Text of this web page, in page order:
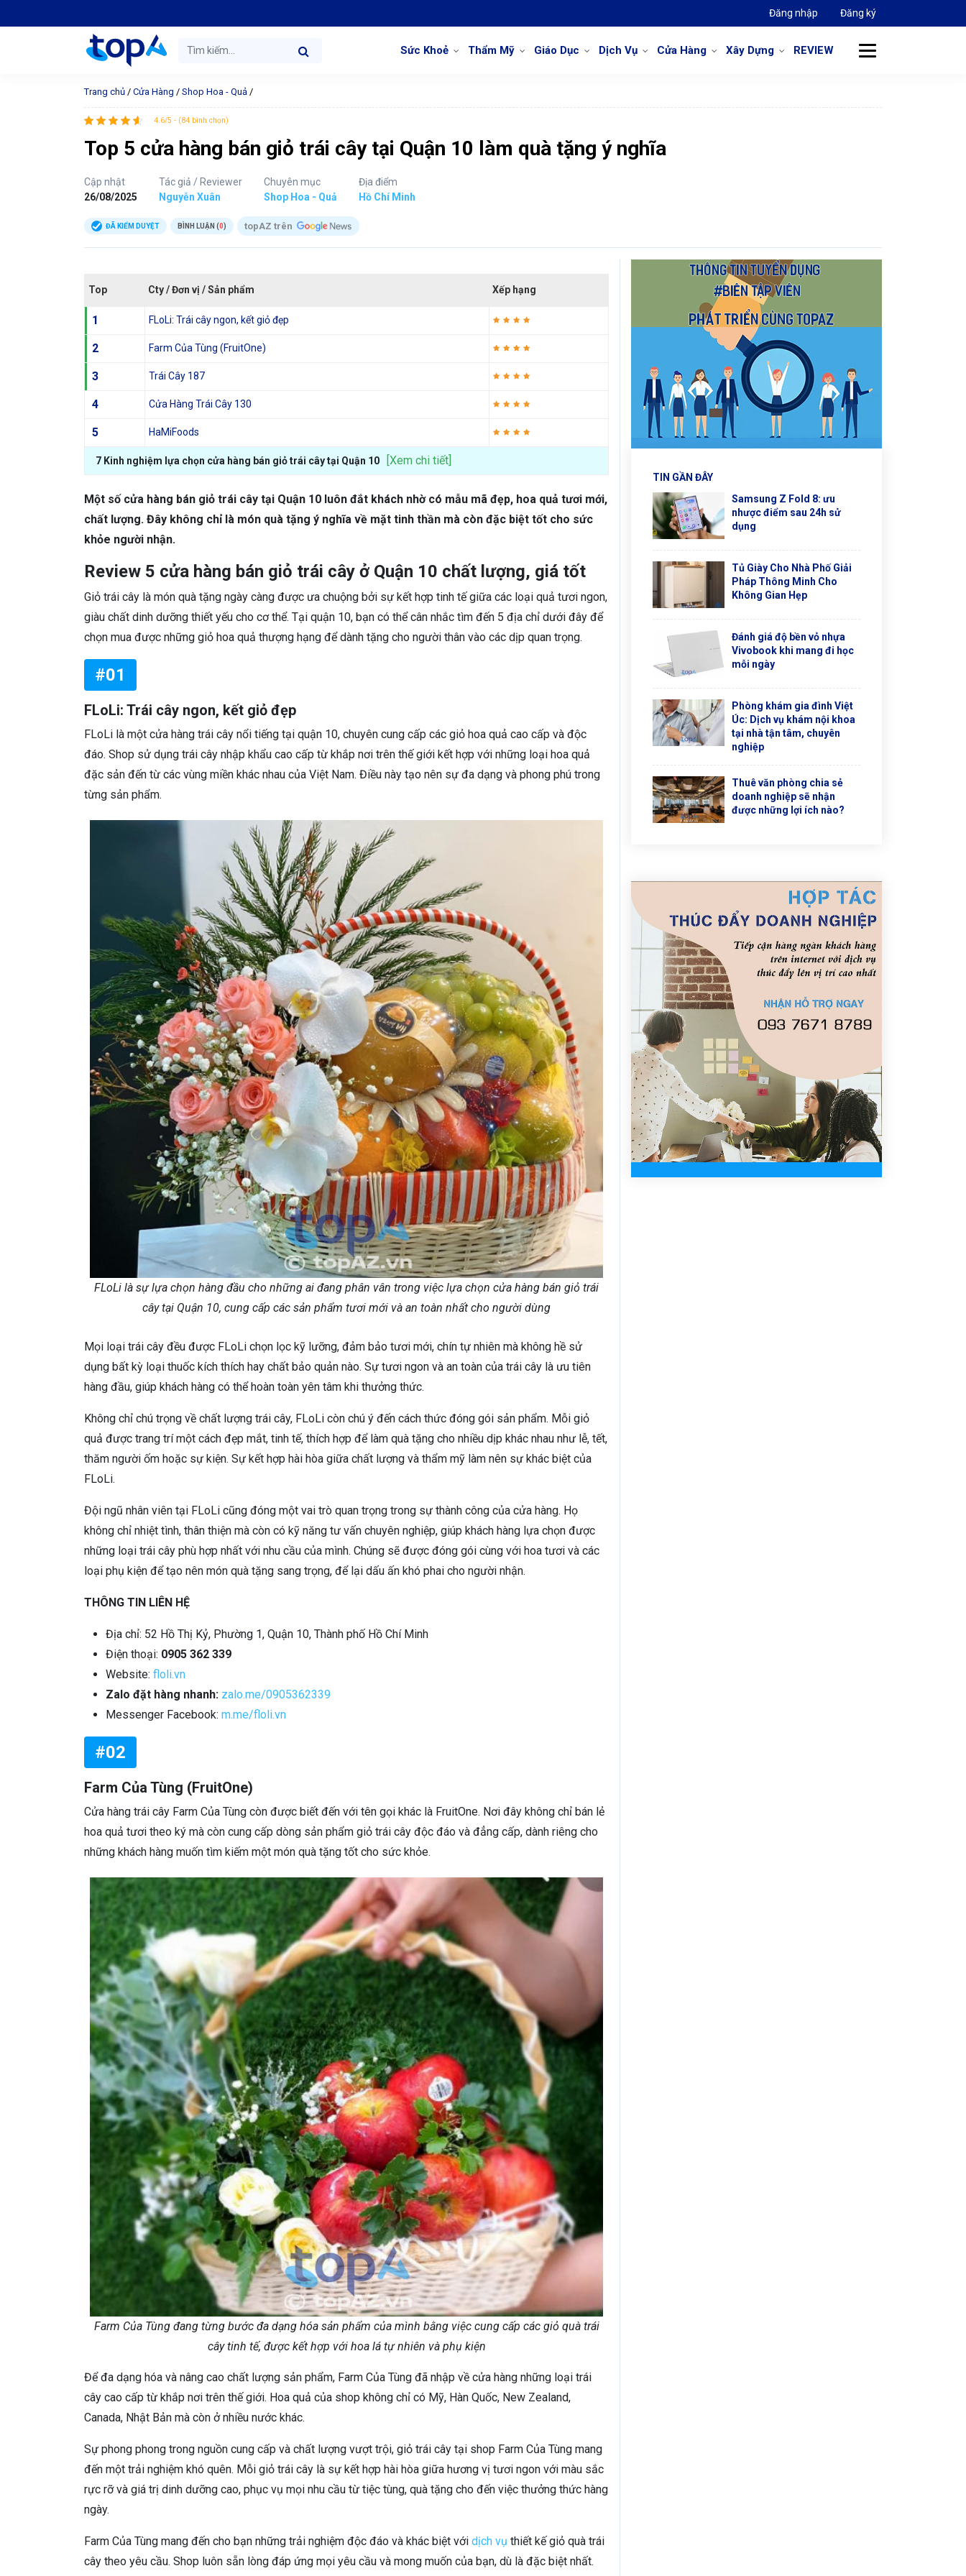
Đăng nhập Đăng ký
Sức Khoẻ Thẩm Mỹ Giáo Dục Dịch Vụ Cửa Hàng Xây Dựng REVIEW
Trang chủ / Cửa Hàng / Shop Hoa - Quả /
4.6/5 - (84 bình chọn)
Top 5 cửa hàng bán giỏ trái cây tại Quận 10 làm quà tặng ý nghĩa
Cập nhật
26/08/2025
Tác giả / Reviewer
Nguyễn Xuân
Chuyên mục
Shop Hoa - Quả
Địa điểm
Hồ Chí Minh
ĐÃ KIỂM DUYỆT BÌNH LUẬN (0) topAZ trên
Top Cty / Đơn vị / Sản phẩm Xếp hạng
1 FLoLi: Trái cây ngon, kết giỏ đẹp
2 Farm Của Tùng (FruitOne)
3 Trái Cây 187
4 Cửa Hàng Trái Cây 130
5 HaMiFoods
7 Kinh nghiệm lựa chọn cửa hàng bán giỏ trái cây tại Quận 10 [Xem chi tiết]
Một số cửa hàng bán giỏ trái cây tại Quận 10 luôn đắt khách nhờ có mẫu mã đẹp, hoa quả tươi mới,
chất lượng. Đây không chỉ là món quà tặng ý nghĩa về mặt tinh thần mà còn đặc biệt tốt cho sức
khỏe người nhận.
Review 5 cửa hàng bán giỏ trái cây ở Quận 10 chất lượng, giá tốt
Giỏ trái cây là món quà tặng ngày càng được ưa chuộng bởi sự kết hợp tinh tế giữa các loại quả tươi ngon,
giàu chất dinh dưỡng thiết yếu cho cơ thể. Tại quận 10, bạn có thể cân nhắc tìm đến 5 địa chỉ dưới đây để
chọn mua được những giỏ hoa quả thượng hạng để dành tặng cho người thân vào các dịp quan trọng.
#01
FLoLi: Trái cây ngon, kết giỏ đẹp
FLoLi là một cửa hàng trái cây nổi tiếng tại quận 10, chuyên cung cấp các giỏ hoa quả cao cấp và độc
đáo. Shop sử dụng trái cây nhập khẩu cao cấp từ khắp nơi trên thế giới kết hợp với những loại hoa quả
đặc sản đến từ các vùng miền khác nhau của Việt Nam. Điều này tạo nên sự đa dạng và phong phú trong
từng sản phẩm.
FLoLi là sự lựa chọn hàng đầu cho những ai đang phân vân trong việc lựa chọn cửa hàng bán giỏ trái
cây tại Quận 10, cung cấp các sản phẩm tươi mới và an toàn nhất cho người dùng
Mọi loại trái cây đều được FLoLi chọn lọc kỹ lưỡng, đảm bảo tươi mới, chín tự nhiên mà không hề sử
dụng bất kỳ loại thuốc kích thích hay chất bảo quản nào. Sự tươi ngon và an toàn của trái cây là ưu tiên
hàng đầu, giúp khách hàng có thể hoàn toàn yên tâm khi thưởng thức.
Không chỉ chú trọng về chất lượng trái cây, FLoLi còn chú ý đến cách thức đóng gói sản phẩm. Mỗi giỏ
quả được trang trí một cách đẹp mắt, tinh tế, thích hợp để làm quà tặng cho nhiều dịp khác nhau như lễ, tết,
thăm người ốm hoặc sự kiện. Sự kết hợp hài hòa giữa chất lượng và thẩm mỹ làm nên sự khác biệt của
FLoLi.
Đội ngũ nhân viên tại FLoLi cũng đóng một vai trò quan trọng trong sự thành công của cửa hàng. Họ
không chỉ nhiệt tình, thân thiện mà còn có kỹ năng tư vấn chuyên nghiệp, giúp khách hàng lựa chọn được
những loại trái cây phù hợp nhất với nhu cầu của mình. Chúng sẽ được đóng gói cùng với hoa tươi và các
loại phụ kiện để tạo nên món quà tặng sang trọng, để lại dấu ấn khó phai cho người nhận.
THÔNG TIN LIÊN HỆ
Địa chỉ: 52 Hồ Thị Kỷ, Phường 1, Quận 10, Thành phố Hồ Chí Minh
Điện thoại: 0905 362 339
Website: floli.vn
Zalo đặt hàng nhanh: zalo.me/0905362339
Messenger Facebook: m.me/floli.vn
#02
Farm Của Tùng (FruitOne)
Cửa hàng trái cây Farm Của Tùng còn được biết đến với tên gọi khác là FruitOne. Nơi đây không chỉ bán lẻ
hoa quả tươi theo ký mà còn cung cấp dòng sản phẩm giỏ trái cây độc đáo và đẳng cấp, dành riêng cho
những khách hàng muốn tìm kiếm một món quà tặng tốt cho sức khỏe.
Farm Của Tùng đang từng bước đa dạng hóa sản phẩm của mình bằng việc cung cấp các giỏ quà trái
cây tinh tế, được kết hợp với hoa lá tự nhiên và phụ kiện
Để đa dạng hóa và nâng cao chất lượng sản phẩm, Farm Của Tùng đã nhập về cửa hàng những loại trái
cây cao cấp từ khắp nơi trên thế giới. Hoa quả của shop không chỉ có Mỹ, Hàn Quốc, New Zealand,
Canada, Nhật Bản mà còn ở nhiều nước khác.
Sự phong phong trong nguồn cung cấp và chất lượng vượt trội, giỏ trái cây tại shop Farm Của Tùng mang
đến một trải nghiệm khó quên. Mỗi giỏ trái cây là sự kết hợp hài hòa giữa hương vị tươi ngon với màu sắc
rực rỡ và giá trị dinh dưỡng cao, phục vụ mọi nhu cầu từ tiệc tùng, quà tặng cho đến việc thưởng thức hàng
ngày.
Farm Của Tùng mang đến cho bạn những trải nghiệm độc đáo và khác biệt với dịch vụ thiết kế giỏ quà trái
cây theo yêu cầu. Shop luôn sẵn lòng đáp ứng mọi yêu cầu và mong muốn của bạn, dù là đặc biệt nhất.
TIN GẦN ĐÂY
Samsung Z Fold 8: ưu
nhược điểm sau 24h sử
dụng
Tủ Giày Cho Nhà Phố Giải
Pháp Thông Minh Cho
Không Gian Hẹp
Đánh giá độ bền vỏ nhựa
Vivobook khi mang đi học
mỗi ngày
Phòng khám gia đình Việt
Úc: Dịch vụ khám nội khoa
tại nhà tận tâm, chuyên
nghiệp
Thuê văn phòng chia sẻ
doanh nghiệp sẽ nhận
được những lợi ích nào?